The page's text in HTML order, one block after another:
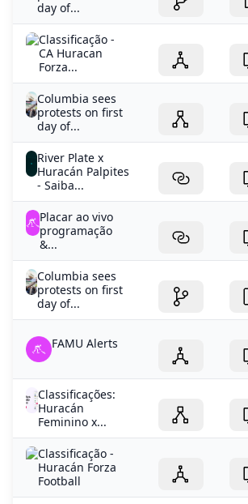
day of...
Classificação -
CA Huracan
Forza...
Columbia sees
protests on first
day of...
River Plate x
Huracán Palpites
- Saiba...
Placar ao vivo
programação
&...
Columbia sees
protests on first
day of...
FAMU Alerts
Classificações:
Huracán
Feminino x...
Classificação -
Huracán Forza
Football